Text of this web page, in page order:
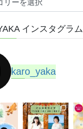
インスタグラム
karo_yaka